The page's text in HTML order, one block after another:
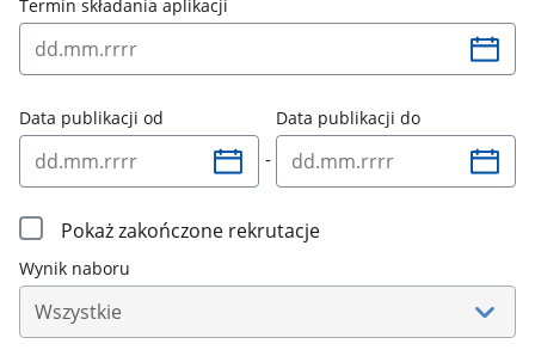
Termin składania aplikacji
Data publikacji od Data publikacji do
Filtrowanie
wyników
naboru
Pokaż zakończone rekrutacje
Wynik naboru